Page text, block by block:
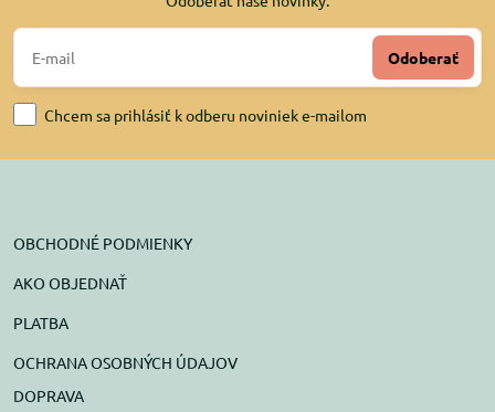
Odoberať
Chcem sa prihlásiť k odberu noviniek e-mailom
OBCHODNÉ PODMIENKY
AKO OBJEDNAŤ
PLATBA
OCHRANA OSOBNÝCH ÚDAJOV
DOPRAVA